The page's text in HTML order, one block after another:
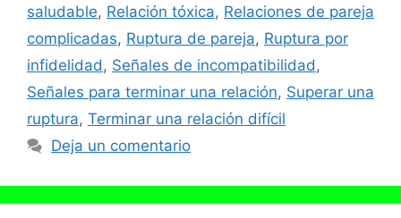
saludable, Relación tóxica, Relaciones de pareja
complicadas, Ruptura de pareja, Ruptura por
infidelidad, Señales de incompatibilidad,
Señales para terminar una relación, Superar una
ruptura, Terminar una relación difícil
Deja un comentario